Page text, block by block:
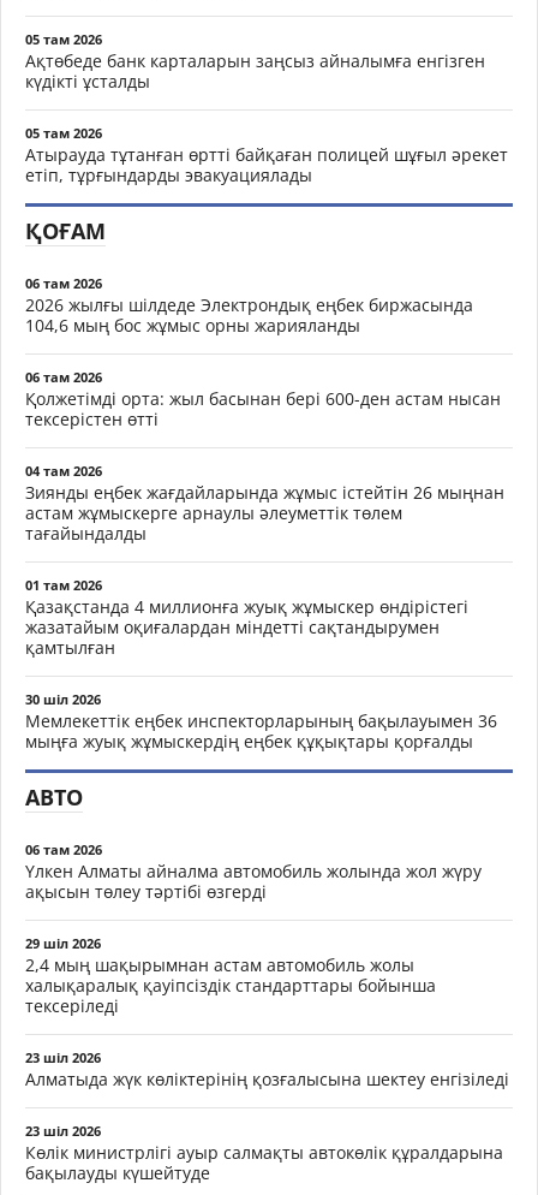
05 там 2026
Ақтөбеде банк карталарын заңсыз айналымға енгізген
күдікті ұсталды
05 там 2026
Атырауда тұтанған өртті байқаған полицей шұғыл әрекет
етіп, тұрғындарды эвакуациялады
ҚОҒАМ
06 там 2026
2026 жылғы шілдеде Электрондық еңбек биржасында
104,6 мың бос жұмыс орны жарияланды
06 там 2026
Қолжетімді орта: жыл басынан бері 600-ден астам нысан
тексерістен өтті
04 там 2026
Зиянды еңбек жағдайларында жұмыс істейтін 26 мыңнан
астам жұмыскерге арнаулы әлеуметтік төлем
тағайындалды
01 там 2026
Қазақстанда 4 миллионға жуық жұмыскер өндірістегі
жазатайым оқиғалардан міндетті сақтандырумен
қамтылған
30 шіл 2026
Мемлекеттік еңбек инспекторларының бақылауымен 36
мыңға жуық жұмыскердің еңбек құқықтары қорғалды
АВТО
06 там 2026
Үлкен Алматы айналма автомобиль жолында жол жүру
ақысын төлеу тәртібі өзгерді
29 шіл 2026
2,4 мың шақырымнан астам автомобиль жолы
халықаралық қауіпсіздік стандарттары бойынша
тексеріледі
23 шіл 2026
Алматыда жүк көліктерінің қозғалысына шектеу енгізіледі
23 шіл 2026
Көлік министрлігі ауыр салмақты автокөлік құралдарына
бақылауды күшейтуде